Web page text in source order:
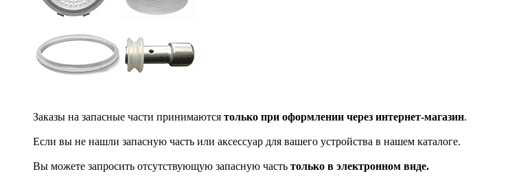
Заказы на запасные части принимаются только при оформлении через интернет-магазин.
Если вы не нашли запасную часть или аксессуар для вашего устройства в нашем каталоге.
Вы можете запросить отсутствующую запасную часть только в электронном виде.